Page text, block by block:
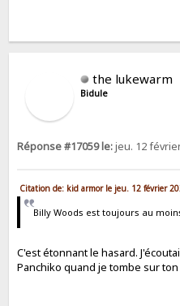
the lukewarm
Bidule
Réponse #17059 le:jeu. 12
Citation de: kid armor le jeu. 12 février
Billy Woods est toujours au
C'est étonnant le hasard.
Panchiko quand je tombe sur ton